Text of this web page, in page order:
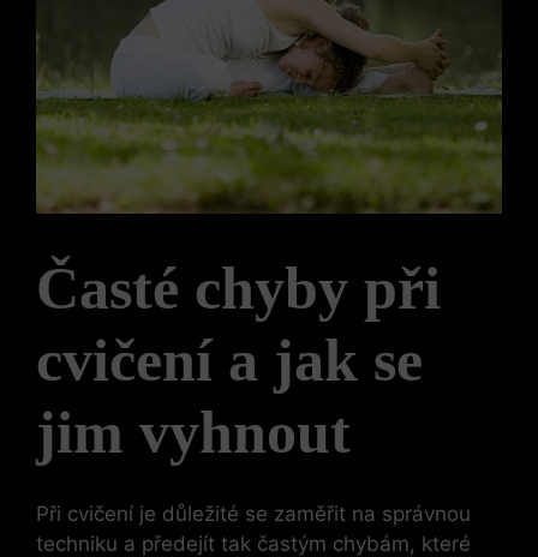
Časté chyby při
cvičení a jak se
jim vyhnout
Při cvičení je důležité se zaměřit na správnou
techniku a předejít tak častým chybám, které